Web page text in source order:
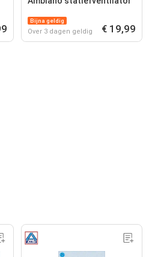
Bijna geldig
Over 3 dagen geldig € 19,99